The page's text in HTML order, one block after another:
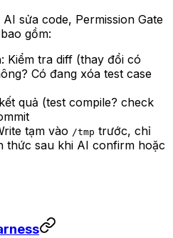
sửa code, Permission Gate
gồm:
: Kiểm tra diff (thay đổi có
Có đang xóa test case
quả (test compile? check
tạm vào /tmp trước, chỉ
thức sau khi AI confirm hoặc